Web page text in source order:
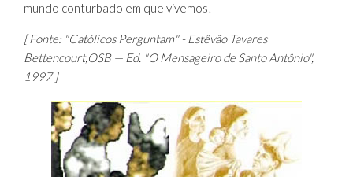
mundo conturbado em que vivemos!
[ Fonte: "Católicos Perguntam" - Estêvão Tavares
Bettencourt,OSB — Ed. "O Mensageiro de Santo Antônio",
1997 ]